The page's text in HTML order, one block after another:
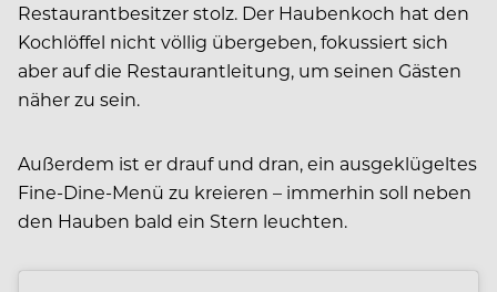
Restaurantbesitzer stolz. Der Haubenkoch hat den
Kochlöffel nicht völlig übergeben, fokussiert sich
aber auf die Restaurantleitung, um seinen Gästen
näher zu sein.
Außerdem ist er drauf und dran, ein ausgeklügeltes
Fine-Dine-Menü zu kreieren – immerhin soll neben
den Hauben bald ein Stern leuchten.